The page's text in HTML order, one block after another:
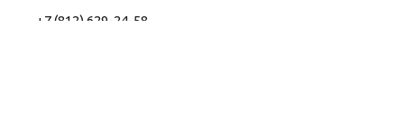
+7 (812) 629-24-58